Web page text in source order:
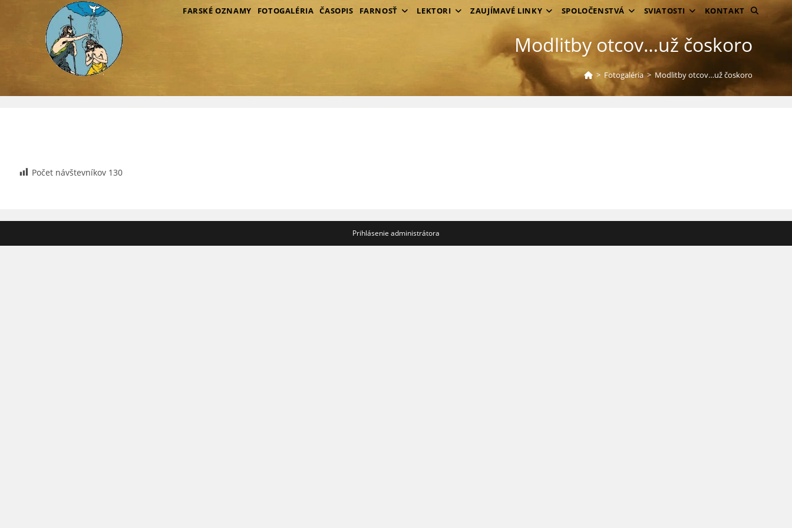
FARSKÉ OZNAMY FOTOGALÉRIA ČASOPIS FARNOSŤ LEKTORI ZAUJÍMAVÉ LINKY SPOLOČENSTVÁ SVIATOSTI KONTAKT
TOGGLE
WEBSITE
SEARCH
Modlitby otcov…už čoskoro
> Fotogaléria > Modlitby otcov…už čoskoro
Počet návštevníkov 130
Prihlásenie administrátora